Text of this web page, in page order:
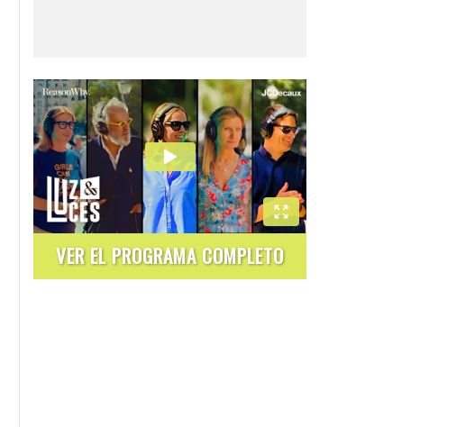
VER EL PROGRAMA COMPLETO